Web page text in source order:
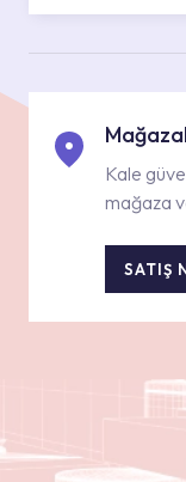
Kale
mağaza
SATIŞ